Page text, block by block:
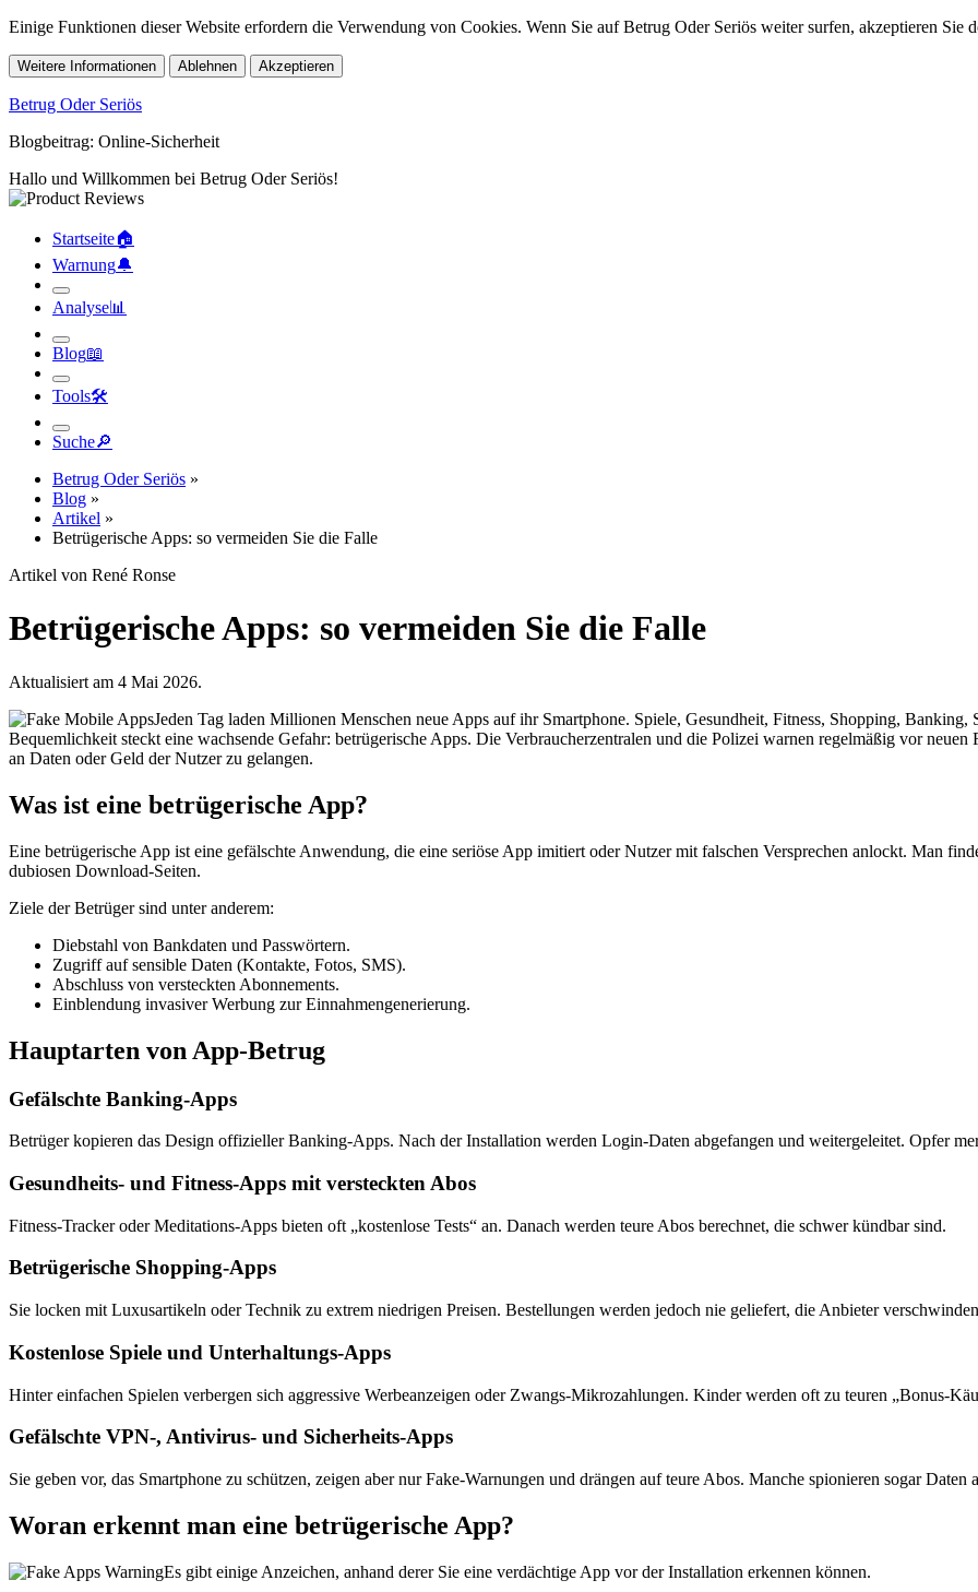
Einige Funktionen dieser Website erfordern die Verwendung von Cookies. Wenn Sie auf Betrug Oder Seriös weiter surfen, akzeptieren Sie
Weitere Informationen Ablehnen Akzeptieren
Betrug Oder Seriös
Blogbeitrag: Online-Sicherheit
Hallo und Willkommen bei Betrug Oder Seriös!
Startseite🏠︎
Warnung🔔︎
Analyse📊︎
Blog📖︎
Tools🛠︎
Suche🔎︎
Betrug Oder Seriös »
Blog »
Artikel »
Betrügerische Apps: so vermeiden Sie die Falle
Artikel von René Ronse
Betrügerische Apps: so vermeiden Sie die Falle
Aktualisiert am 4 Mai 2026.
Jeden Tag laden Millionen Menschen neue Apps auf ihr Smartphone. Spiele, Gesundheit, Fitness, Shopping,
Bequemlichkeit steckt eine wachsende Gefahr: betrügerische Apps. Die Verbraucherzentralen und die Polizei warnen regelmäßig vor
an Daten oder Geld der Nutzer zu gelangen.
Was ist eine betrügerische App?
Eine betrügerische App ist eine gefälschte Anwendung, die eine seriöse App imitiert oder Nutzer mit falschen Versprechen anlockt. Man
dubiosen Download-Seiten.
Ziele der Betrüger sind unter anderem:
Diebstahl von Bankdaten und Passwörtern.
Zugriff auf sensible Daten (Kontakte, Fotos, SMS).
Abschluss von versteckten Abonnements.
Einblendung invasiver Werbung zur Einnahmengenerierung.
Hauptarten von App-Betrug
Gefälschte Banking-Apps
Betrüger kopieren das Design offizieller Banking-Apps. Nach der Installation werden Login-Daten abgefangen und weitergeleitet. Opfer
Gesundheits- und Fitness-Apps mit versteckten Abos
Fitness-Tracker oder Meditations-Apps bieten oft „kostenlose Tests“ an. Danach werden teure Abos berechnet, die schwer kündbar sind.
Betrügerische Shopping-Apps
Sie locken mit Luxusartikeln oder Technik zu extrem niedrigen Preisen. Bestellungen werden jedoch nie geliefert, die Anbieter
Kostenlose Spiele und Unterhaltungs-Apps
Hinter einfachen Spielen verbergen sich aggressive Werbeanzeigen oder Zwangs-Mikrozahlungen. Kinder werden oft zu teuren „Bonus-
Gefälschte VPN-, Antivirus- und Sicherheits-Apps
Sie geben vor, das Smartphone zu schützen, zeigen aber nur Fake-Warnungen und drängen auf teure Abos. Manche spionieren sogar Daten
Woran erkennt man eine betrügerische App?
Es gibt einige Anzeichen, anhand derer Sie eine verdächtige App vor der Installation erkennen können.